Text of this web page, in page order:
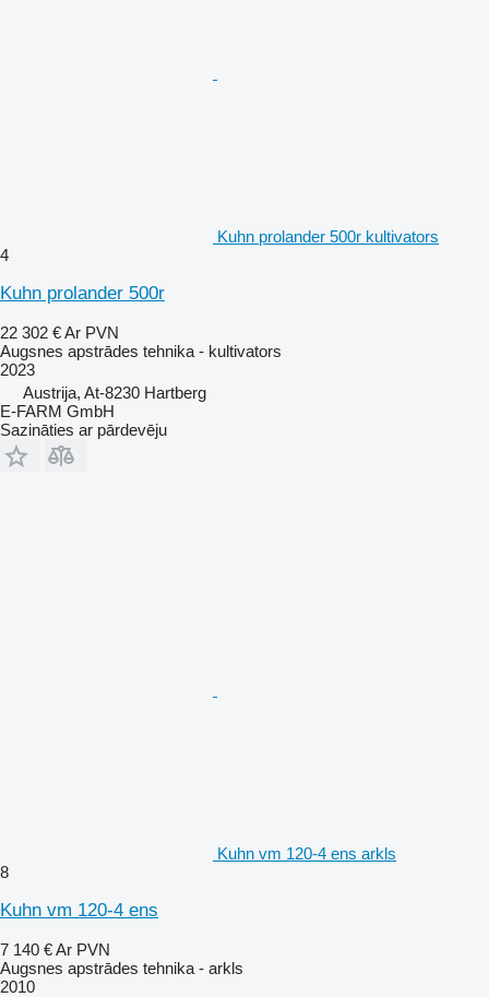
Kuhn prolander 500r kultivators
4
Kuhn prolander 500r
22 302 €Ar PVN
Augsnes apstrādes tehnika - kultivators
2023
Austrija, At-8230 Hartberg
E-FARM GmbH
Sazināties ar pārdevēju
Kuhn vm 120-4 ens arkls
8
Kuhn vm 120-4 ens
7 140 €Ar PVN
Augsnes apstrādes tehnika - arkls
2010